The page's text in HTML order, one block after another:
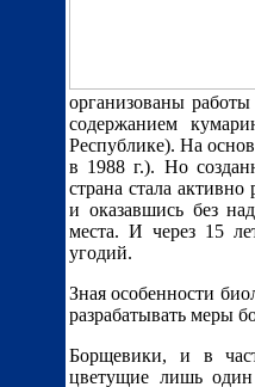
организованы
содержанием
Республике). На
в 1988 г.). Но
страна стала
и оказавшись без
места. И через 15
угодий.
Зная особенности
разрабатывать меры
Борщевики, и в
цветущие лишь